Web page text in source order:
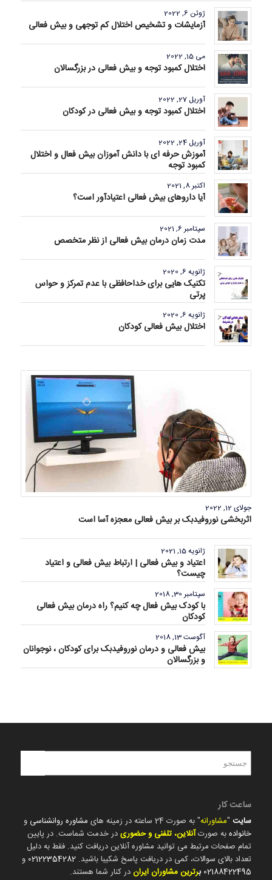
ژوئن 6, 2022
آزمایشات و تشخیص اختلال کم توجهی و بیش فعالی
می 15, 2022
اختلال کمبود توجه و بیش فعالی در بزرگسالان
آوریل 27, 2022
اختلال کمبود توجه و بیش فعالی در کودکان
آوریل 24, 2022
آموزش حرفه ای با دانش آموزان بیش فعال و اختلال
کمبود توجه
اکتبر 8, 2021
آیا داروهای بیش فعالی اعتیادآور است؟
سپتامبر 6, 2021
مدت زمان درمان بیش فعالی از نظر متخصص
ژانویه 6, 2020
تکنیک هایی برای خداحافظی با عدم تمرکز و حواس
پرتی
ژانویه 6, 2020
اختلال بیش فعالی کودکان
جولای 12, 2022
اثربخشی نوروفیدبک بر بیش فعالی معجزه آسا است
ژانویه 15, 2021
اعتیاد و بیش فعالی | ارتباط بیش فعالی و اعتیاد
چیست؟
سپتامبر 30, 2018
با کودک بیش فعال چه کنیم؟ راه درمان بیش فعالی
کودکان
آگوست 13, 2018
بیش فعالی و درمان نوروفیدبک برای کودکان ، نوجوانان
و بزرگسالان
ساعت کار
سایت"مشاورانه" به صورت 24 ساعته در زمینه های مشاوره روانشناسی و
خانوادهبه صورتآنلاین، تلفنی و حضوریدر خدمت شماست. در پایین
تمام صفحات مرتبط می توانید مشاوره آنلاین دریافت کنید. فقط به دلیل
تعداد بالای سوالات، کمی در دریافت پاسخ شکیبا باشید. 02122354282 و
02188422495 برترین مشاوران ایراندر کنار شما هستند.